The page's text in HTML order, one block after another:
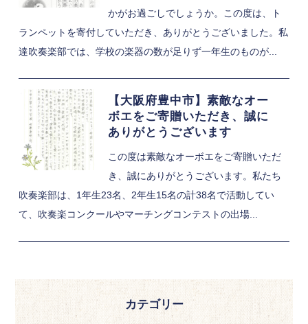
かがお過ごしでしょうか。この度は、ト
ランペットを寄付していただき、ありがとうございました。私
達吹奏楽部では、学校の楽器の数が足りず一年生のものが...
【大阪府豊中市】素敵なオー
ボエをご寄贈いただき、誠に
ありがとうございます
この度は素敵なオーボエをご寄贈いただ
き、誠にありがとうございます。私たち
吹奏楽部は、1年生23名、2年生15名の計38名で活動してい
て、吹奏楽コンクールやマーチングコンテストの出場...
カテゴリー